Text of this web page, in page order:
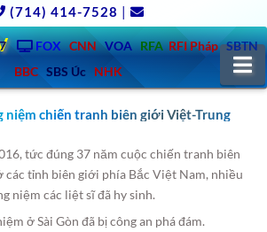
(714) 414-7528 |
FOX CNN VOA RFA RFI Pháp SBTN
BBC SBS Úc NHK
niệm chiến tranh biên giới Việt-Trung
tức đúng 37 năm cuộc chiến tranh biên
các tỉnh biên giới phía Bắc Việt Nam, nhiều
niệm các liệt sĩ đã hy sinh.
ở Sài Gòn đã bị công an phá đám.